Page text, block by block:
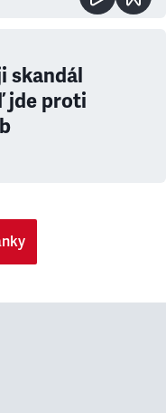
skandál
jde proti